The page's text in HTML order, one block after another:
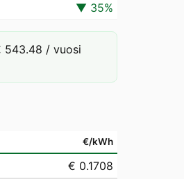
▼ 35%
543.48 / vuosi
€/kWh
€ 0.1708